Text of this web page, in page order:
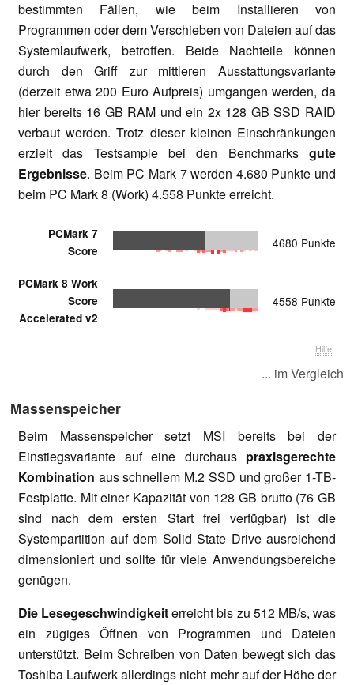
bestimmten Fällen, wie beim Installieren von
Programmen oder dem Verschieben von Dateien auf das
Systemlaufwerk, betroffen. Beide Nachteile können
durch den Griff zur mittleren Ausstattungsvariante
(derzeit etwa 200 Euro Aufpreis) umgangen werden, da
hier bereits 16 GB RAM und ein 2x 128 GB SSD RAID
verbaut werden. Trotz dieser kleinen Einschränkungen
erzielt das Testsample bei den Benchmarks gute
Ergebnisse. Beim PC Mark 7 werden 4.680 Punkte und
beim PC Mark 8 (Work) 4.558 Punkte erreicht.
PCMark 7
Score
4680 Punkte
PCMark 8 Work
Score
Accelerated v2
4558 Punkte
Hilfe
... im Vergleich
Massenspeicher
Beim Massenspeicher setzt MSI bereits bei der
Einstiegsvariante auf eine durchaus praxisgerechte
Kombination aus schnellem M.2 SSD und großer 1-TB-
Festplatte. Mit einer Kapazität von 128 GB brutto (76 GB
sind nach dem ersten Start frei verfügbar) ist die
Systempartition auf dem Solid State Drive ausreichend
dimensioniert und sollte für viele Anwendungsbereiche
genügen.
Die Lesegeschwindigkeiterreicht bis zu 512 MB/s, was
ein zügiges Öffnen von Programmen und Dateien
unterstützt. Beim Schreiben von Daten bewegt sich das
Toshiba Laufwerk allerdings nicht mehr auf der Höhe der